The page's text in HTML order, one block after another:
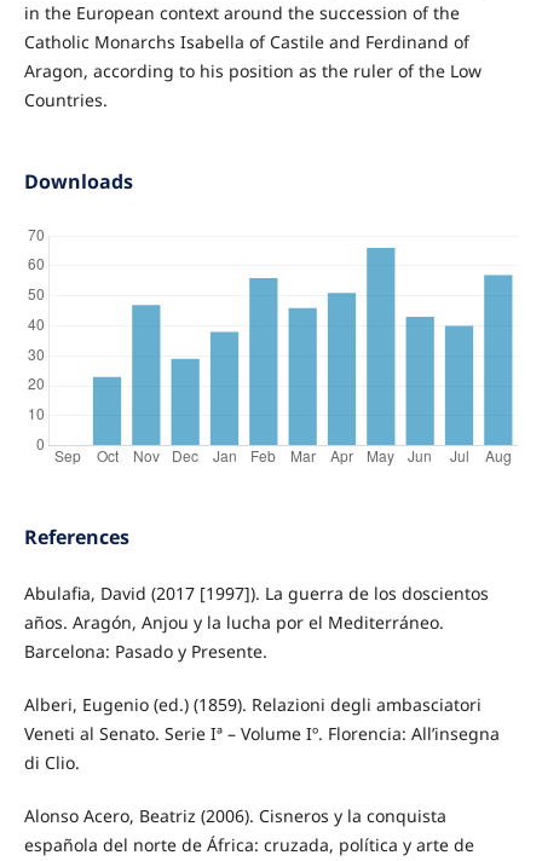
in the European context around the succession of the
Catholic Monarchs Isabella of Castile and Ferdinand of
Aragon, according to his position as the ruler of the Low
Countries.
Downloads
References
Abulafia, David (2017 [1997]). La guerra de los doscientos
años. Aragón, Anjou y la lucha por el Mediterráneo.
Barcelona: Pasado y Presente.
Alberi, Eugenio (ed.) (1859). Relazioni degli ambasciatori
Veneti al Senato. Serie Iª – Volume Iº. Florencia: All’insegna
di Clio.
Alonso Acero, Beatriz (2006). Cisneros y la conquista
española del norte de África: cruzada, política y arte de